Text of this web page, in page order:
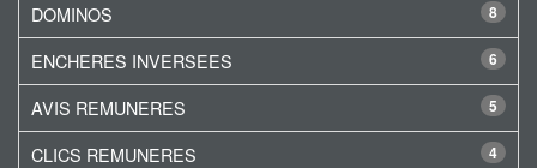
8
DOMINOS
6
ENCHERES INVERSEES
5
AVIS REMUNERES
4
CLICS REMUNERES